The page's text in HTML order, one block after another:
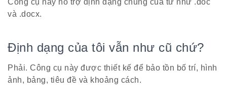
Công cụ này hỗ trợ định dạng chung của từ như .doc
và .docx.
Định dạng của tôi vẫn như cũ chứ?
Phải. Công cụ này được thiết kế để bảo tồn bố trí, hình
ảnh, bảng, tiêu đề và khoảng cách.